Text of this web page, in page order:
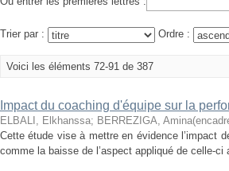
Trier par : Ordre :
Voici les éléments 72-91 de 387
Impact du coaching d'équipe sur la
ELBALI, Elkhanssa; BERREZIGA,
Cette étude vise à mettre en évidence l’impact
comme la baisse de l’aspect appliqué de celle-